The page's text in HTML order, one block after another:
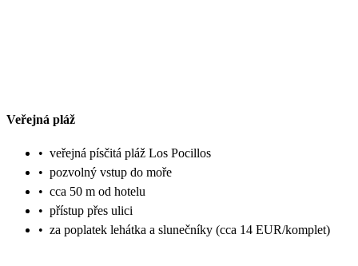
Veřejná pláž
• veřejná písčitá pláž Los Pocillos
• pozvolný vstup do moře
• cca 50 m od hotelu
• přístup přes ulici
• za poplatek lehátka a slunečníky (cca 14 EUR/komplet)